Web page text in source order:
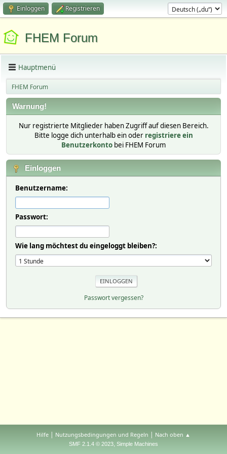
Einloggen Registrieren
FHEM Forum
Hauptmenü
FHEM Forum
Warnung!
Nur registrierte Mitglieder haben Zugriff auf diesen Bereich.
Bitte logge dich unterhalb ein oder registriere ein
Benutzerkonto bei FHEM Forum
Einloggen
Benutzername:
Passwort:
Wie lang möchtest du eingeloggt bleiben?:
Passwort vergessen?
Hilfe | Nutzungsbedingungen und Regeln | Nach oben ▲
SMF 2.1.4 © 2023, Simple Machines